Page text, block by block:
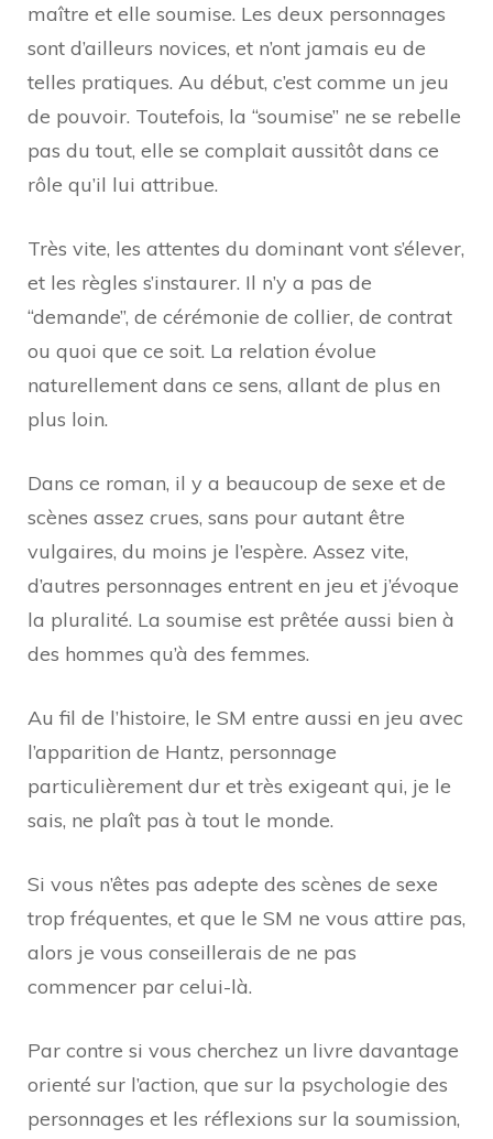
maître et elle soumise. Les deux personnages
sont d’ailleurs novices, et n’ont jamais eu de
telles pratiques. Au début, c’est comme un jeu
de pouvoir. Toutefois, la “soumise” ne se rebelle
pas du tout, elle se complait aussitôt dans ce
rôle qu’il lui attribue.
Très vite, les attentes du dominant vont s’élever,
et les règles s’instaurer. Il n’y a pas de
“demande”, de cérémonie de collier, de contrat
ou quoi que ce soit. La relation évolue
naturellement dans ce sens, allant de plus en
plus loin.
Dans ce roman, il y a beaucoup de sexe et de
scènes assez crues, sans pour autant être
vulgaires, du moins je l’espère. Assez vite,
d’autres personnages entrent en jeu et j’évoque
la pluralité. La soumise est prêtée aussi bien à
des hommes qu’à des femmes.
Au fil de l’histoire, le SM entre aussi en jeu avec
l’apparition de Hantz, personnage
particulièrement dur et très exigeant qui, je le
sais, ne plaît pas à tout le monde.
Si vous n’êtes pas adepte des scènes de sexe
trop fréquentes, et que le SM ne vous attire pas,
alors je vous conseillerais de ne pas
commencer par celui-là.
Par contre si vous cherchez un livre davantage
orienté sur l’action, que sur la psychologie des
personnages et les réflexions sur la soumission,